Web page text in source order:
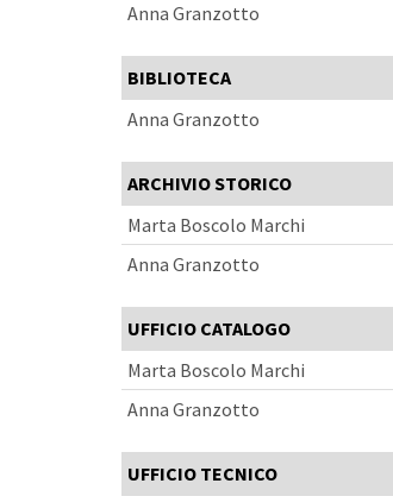
Anna Granzotto
BIBLIOTECA
Anna Granzotto
ARCHIVIO STORICO
Marta Boscolo Marchi
Anna Granzotto
UFFICIO CATALOGO
Marta Boscolo Marchi
Anna Granzotto
UFFICIO TECNICO